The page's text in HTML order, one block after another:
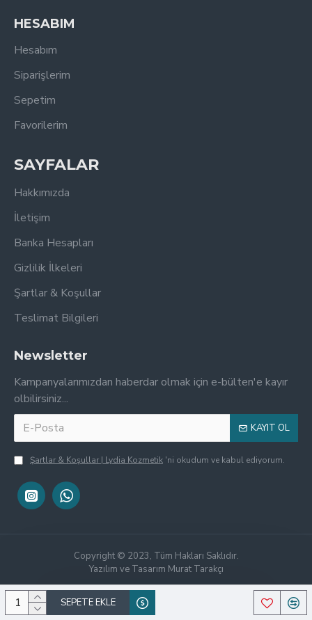
SEPETE EKLE
HESABIM
Hesabım
Siparişlerim
Sepetim
Favorilerim
SAYFALAR
Hakkımızda
İletişim
Banka Hesapları
Gizlilik İlkeleri
Şartlar & Koşullar
Teslimat Bilgileri
Newsletter
Kampanyalarımızdan haberdar olmak için e-bülten'e kayır
olbilirsiniz...
KAYIT OL
Şartlar & Koşullar | Lydia Kozmetik 'ni okudum ve kabul ediyorum.
Copyright © 2023, Tüm Hakları Saklıdır.
Yazılım ve Tasarım Murat Tarakçı